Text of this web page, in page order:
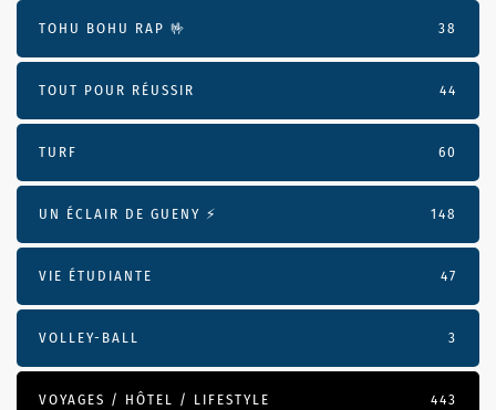
TOHU BOHU RAP 🤟 38
TOUT POUR RÉUSSIR 44
TURF 60
UN ÉCLAIR DE GUENY ⚡️ 148
VIE ÉTUDIANTE 47
VOLLEY-BALL 3
VOYAGES / HÔTEL / LIFESTYLE 443